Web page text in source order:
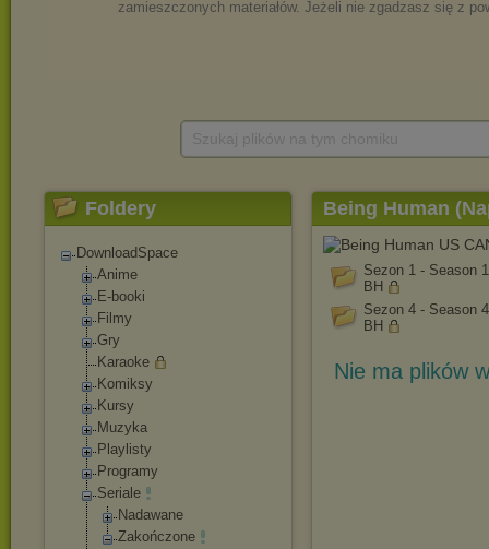
Foldery
DownloadSpace
Anime
E-booki
Filmy
Gry
Karaoke
Komiksy
Kursy
Muzyka
Playlisty
Programy
Seriale
Nadawane
Zakończone
Being Human
Sezon 1 - Season
BH
Sezon 4 - Season
BH
Nie ma plików